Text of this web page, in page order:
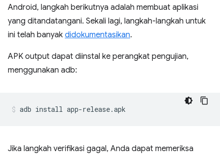
Android, langkah berikutnya adalah membuat aplikasi
yang ditandatangani. Sekali lagi, langkah-langkah untuk
ini telah banyak didokumentasikan.
APK output dapat diinstal ke perangkat pengujian,
menggunakan adb:
Jika langkah verifikasi gagal, Anda dapat memeriksa